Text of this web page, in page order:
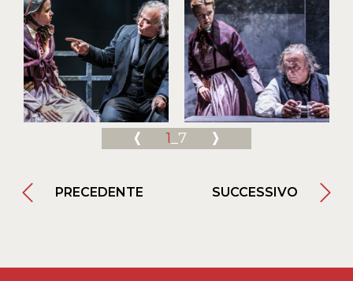
1 _7
PRECEDENTE SUCCESSIVO